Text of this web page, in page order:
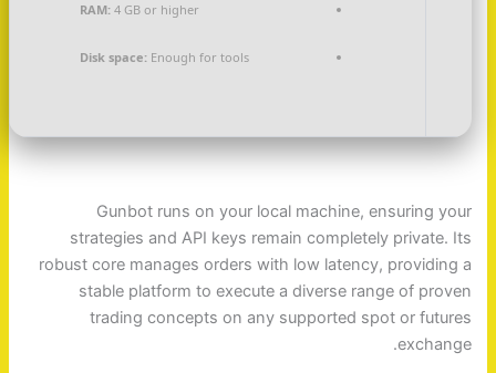
RAM:4 GB or higher
Disk space:Enough for tools
Gunbot runs on your local machine, ensuring your
strategies and API keys remain completely private. Its
robust core manages orders with low latency, providing a
stable platform to execute a diverse range of proven
trading concepts on any supported spot or futures
exchange.